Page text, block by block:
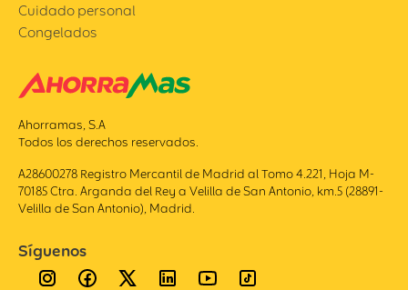
Cuidado personal
Congelados
Ahorramas, S.A
Todos los derechos reservados.
A28600278 Registro Mercantil de Madrid al Tomo 4.221, Hoja M-
70185 Ctra. Arganda del Rey a Velilla de San Antonio, km.5 (28891-
Velilla de San Antonio), Madrid.
Síguenos